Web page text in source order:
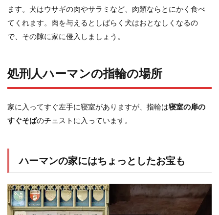
ます。犬はウサギの肉やサラミなど、肉類ならとにかく食べ
てくれます。肉を与えるとしばらく犬はおとなしくなるの
で、その隙に家に侵入しましょう。
処刑人ハーマンの指輪の場所
家に入ってすぐ左手に寝室がありますが、指輪は寝室の扉の
すぐそばのチェストに入っています。
ハーマンの家にはちょっとしたお宝も